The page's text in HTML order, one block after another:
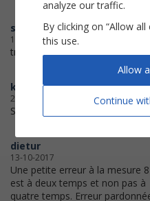
sycar
15-12-2017
très bien écrite
ketmik
25-10-2017
Super impression, partition au
dietur
13-10-2017
Une petite erreur à la mesure
est à deux temps et non pas à
quatre temps. Erreur
analyze our traffic.
By clicking on “Allow
this use.
Continue
Allow